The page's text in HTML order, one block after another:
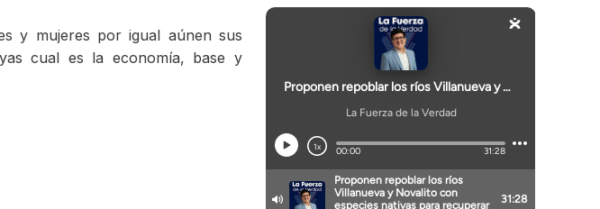
y mujeres por igual aúnen sus
cual es la economía, base y